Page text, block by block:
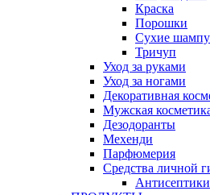
Краска
Порошки
Сухие
Тричуп
Уход за руками
Уход за ногами
Декоративная
Мужская
Дезодоранты
Мехенди
Парфюмерия
Средства личной
Антисептики